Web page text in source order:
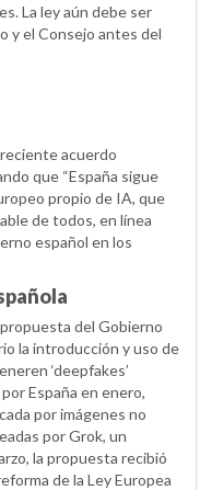
La ley aún debe ser
y el Consejo antes del
acuerdo
que “España sigue
propio de IA, que
de todos, en línea
español en los
del Gobierno
la introducción y uso de
‘deepfakes’
España en enero,
por imágenes no
por Grok, un
la propuesta recibió
de la Ley Europea